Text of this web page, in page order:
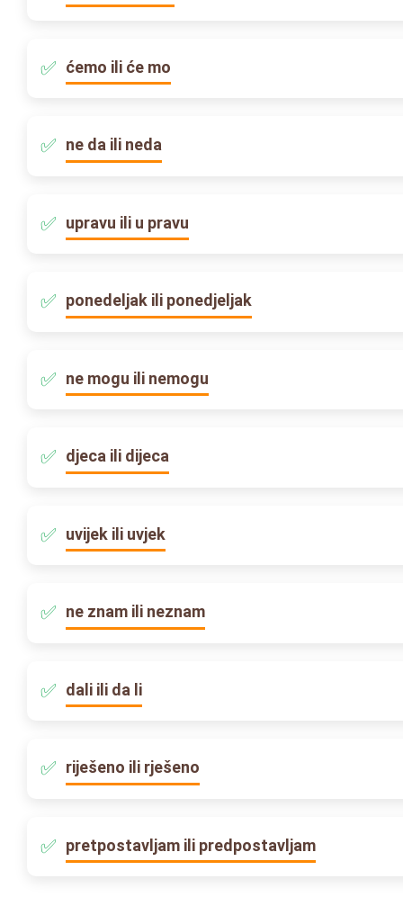
ćemo ili će mo
ne da ili neda
upravu ili u pravu
ponedeljak ili ponedjeljak
ne mogu ili nemogu
djeca ili dijeca
uvijek ili uvjek
ne znam ili neznam
dali ili da li
riješeno ili rješeno
pretpostavljam ili predpostavljam